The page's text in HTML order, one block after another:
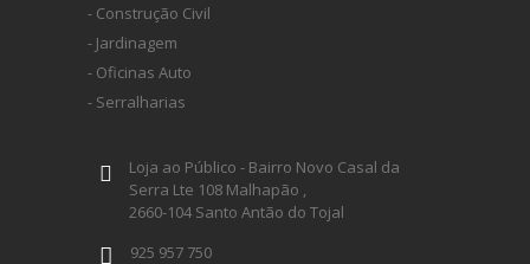
- Construção Civil
- Jardinagem
- Oficinas Auto
- Serralharias
Loja ao Público - Bairro Novo Casal da
Serra Lte 108 Malhapão ,
2660-104 Santo Antão do Tojal
925 957 750